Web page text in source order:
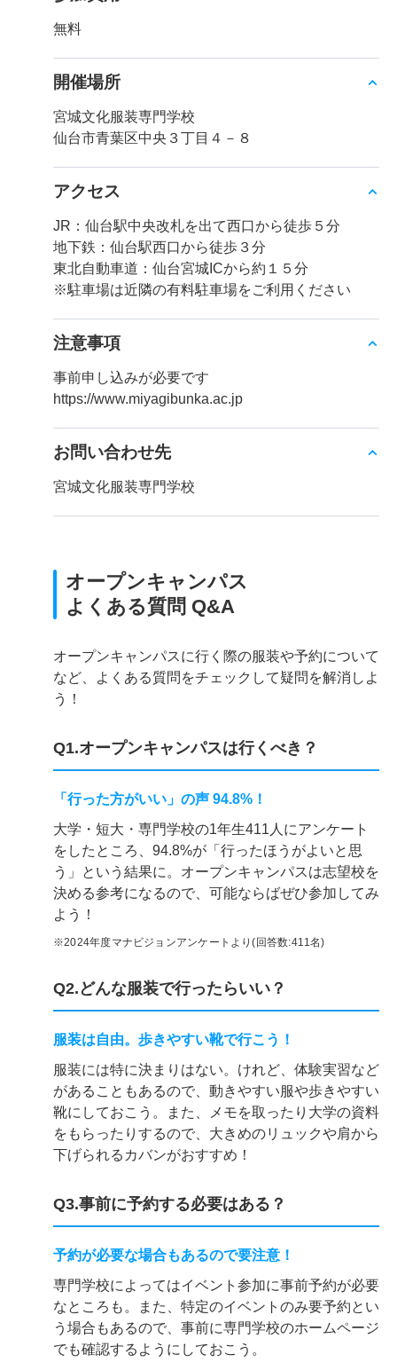
無料
開催場所
宮城文化服装専門学校
仙台市青葉区中央３丁目４－８
アクセス
JR：仙台駅中央改札を出て西口から徒歩５分
地下鉄：仙台駅西口から徒歩３分
東北自動車道：仙台宮城ICから約１５分
※駐車場は近隣の有料駐車場をご利用ください
注意事項
事前申し込みが必要です
https://www.miyagibunka.ac.jp
お問い合わせ先
宮城文化服装専門学校
オープンキャンパス
よくある質問 Q&A
オープンキャンパスに行く際の服装や予約について
など、よくある質問をチェックして疑問を解消しよ
う！
Q1.オープンキャンパスは行くべき？
「行った方がいい」の声 94.8%！
大学・短大・専門学校の1年生411人にアンケート
をしたところ、94.8%が「行ったほうがよいと思
う」という結果に。オープンキャンパスは志望校を
決める参考になるので、可能ならばぜひ参加してみ
よう！
※2024年度マナビジョンアンケートより(回答数:411名)
Q2.どんな服装で行ったらいい？
服装は自由。歩きやすい靴で行こう！
服装には特に決まりはない。けれど、体験実習など
があることもあるので、動きやすい服や歩きやすい
靴にしておこう。また、メモを取ったり大学の資料
をもらったりするので、大きめのリュックや肩から
下げられるカバンがおすすめ！
Q3.事前に予約する必要はある？
予約が必要な場合もあるので要注意！
専門学校によってはイベント参加に事前予約が必要
なところも。また、特定のイベントのみ要予約とい
う場合もあるので、事前に専門学校のホームページ
でも確認するようにしておこう。